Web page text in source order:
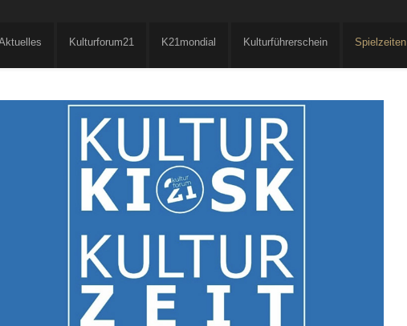
Kulturforum21 K21mondial Kulturführerschein Spielzeiten